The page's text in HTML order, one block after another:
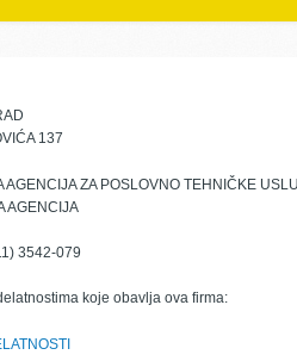
137
AGENCIJA ZA POSLOVNO TEHNIČKE
AGENCIJA
3542-079
koje obavlja ova firma: